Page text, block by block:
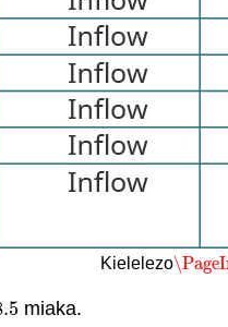
Kielelezo
miaka.